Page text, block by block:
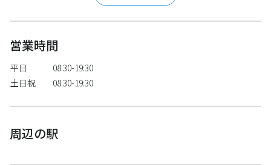
営業時間
平日
08:30-19:30
土日祝
08:30-19:30
周辺の駅